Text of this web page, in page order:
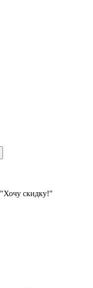
скидку!"